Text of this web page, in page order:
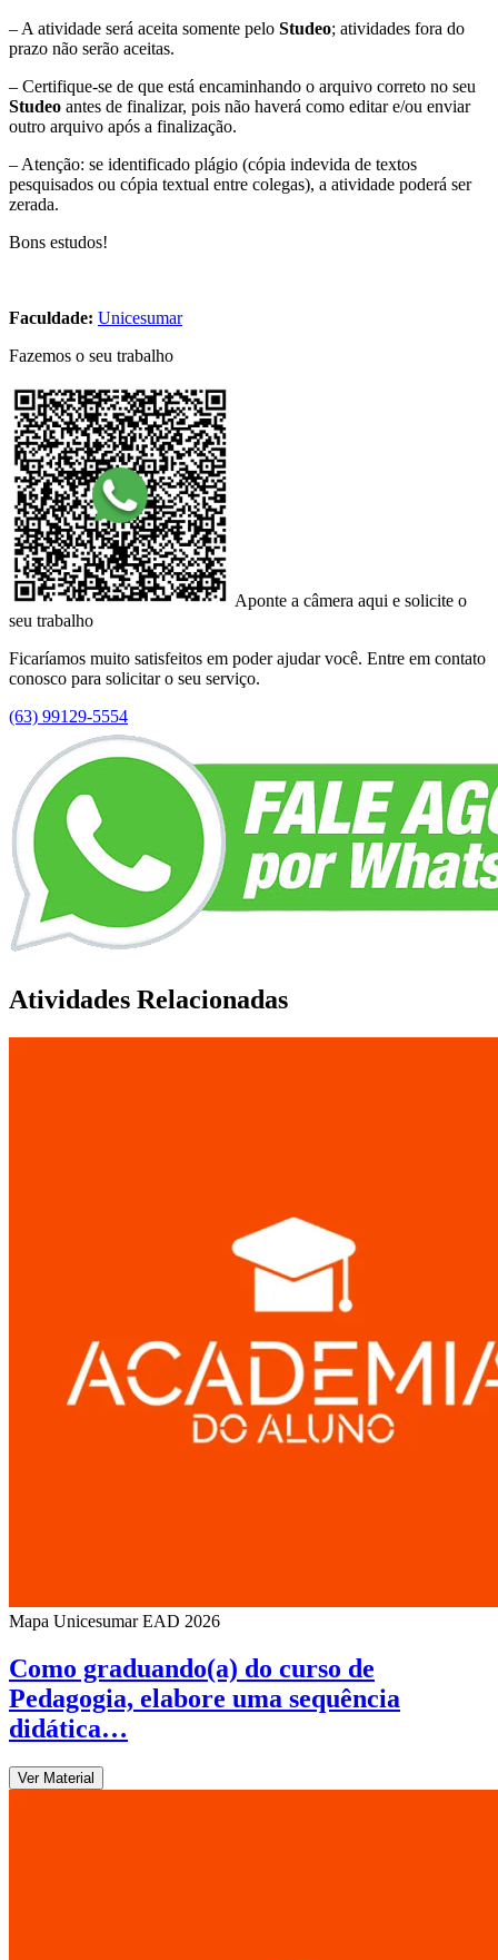
– A atividade será aceita somente pelo Studeo; atividades fora do
prazo não serão aceitas.
– Certifique-se de que está encaminhando o arquivo correto no seu
Studeo antes de finalizar, pois não haverá como editar e/ou enviar
outro arquivo após a finalização.
– Atenção: se identificado plágio (cópia indevida de textos
pesquisados ou cópia textual entre colegas), a atividade poderá ser
zerada.
Bons estudos!
Faculdade: Unicesumar
Fazemos o seu trabalho
Aponte a câmera aqui e solicite o
seu trabalho
Ficaríamos muito satisfeitos em poder ajudar você. Entre em contato
conosco para solicitar o seu serviço.
(63) 99129-5554
Atividades Relacionadas
Mapa Unicesumar EAD 2026
Como graduando(a) do curso de
Pedagogia, elabore uma sequência
didática…
Ver Material